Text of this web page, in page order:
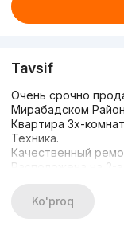
Tavsif
Очень срочно
Мирабадском
Квартира 3х-
Техника.
Качественный
Расположена на 2-
Цена за квартиру:
обсудим цену )))
Ko'proq